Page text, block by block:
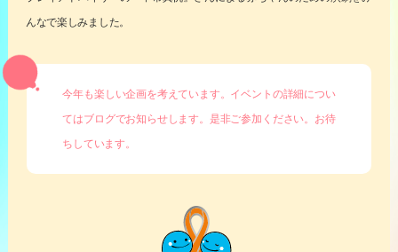
んなで楽しみました。
今年も楽しい企画を考えています。イベントの詳細につい
てはブログでお知らせします。是非ご参加ください。お待
ちしています。